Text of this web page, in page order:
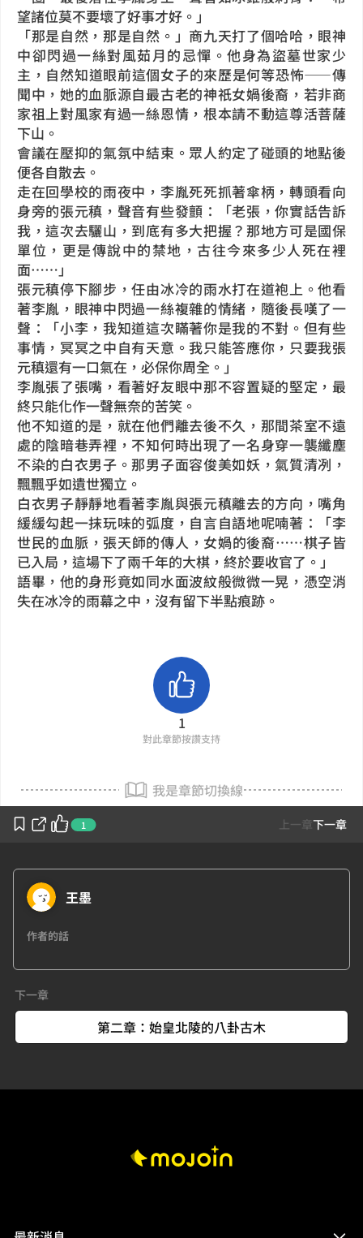
1 上一章下一章
望諸位莫不要壞了好事才好。」
「那是自然，那是自然。」商九天打了個哈哈，眼神
中卻閃過一絲對風茹月的忌憚。他身為盜墓世家少
主，自然知道眼前這個女子的來歷是何等恐怖——傳
聞中，她的血脈源自最古老的神祇女媧後裔，若非商
家祖上對風家有過一絲恩情，根本請不動這尊活菩薩
下山。
會議在壓抑的氣氛中結束。眾人約定了碰頭的地點後
便各自散去。
走在回學校的雨夜中，李胤死死抓著傘柄，轉頭看向
身旁的張元稹，聲音有些發顫：「老張，你實話告訴
我，這次去驪山，到底有多大把握？那地方可是國保
單位，更是傳說中的禁地，古往今來多少人死在裡
面……」
張元稹停下腳步，任由冰冷的雨水打在道袍上。他看
著李胤，眼神中閃過一絲複雜的情緒，隨後長嘆了一
聲：「小李，我知道這次瞞著你是我的不對。但有些
事情，冥冥之中自有天意。我只能答應你，只要我張
元稹還有一口氣在，必保你周全。」
李胤張了張嘴，看著好友眼中那不容置疑的堅定，最
終只能化作一聲無奈的苦笑。
他不知道的是，就在他們離去後不久，那間茶室不遠
處的陰暗巷弄裡，不知何時出現了一名身穿一襲纖塵
不染的白衣男子。那男子面容俊美如妖，氣質清冽，
飄飄乎如遺世獨立。
白衣男子靜靜地看著李胤與張元稹離去的方向，嘴角
緩緩勾起一抹玩味的弧度，自言自語地呢喃著：「李
世民的血脈，張天師的傳人，女媧的後裔……棋子皆
已入局，這場下了兩千年的大棋，終於要收官了。」
語畢，他的身形竟如同水面波紋般微微一晃，憑空消
失在冰冷的雨幕之中，沒有留下半點痕跡。
1
對此章節按讚支持
我是章節切換線
王墨
作者的話
下一章
第二章：始皇北陵的八卦古木